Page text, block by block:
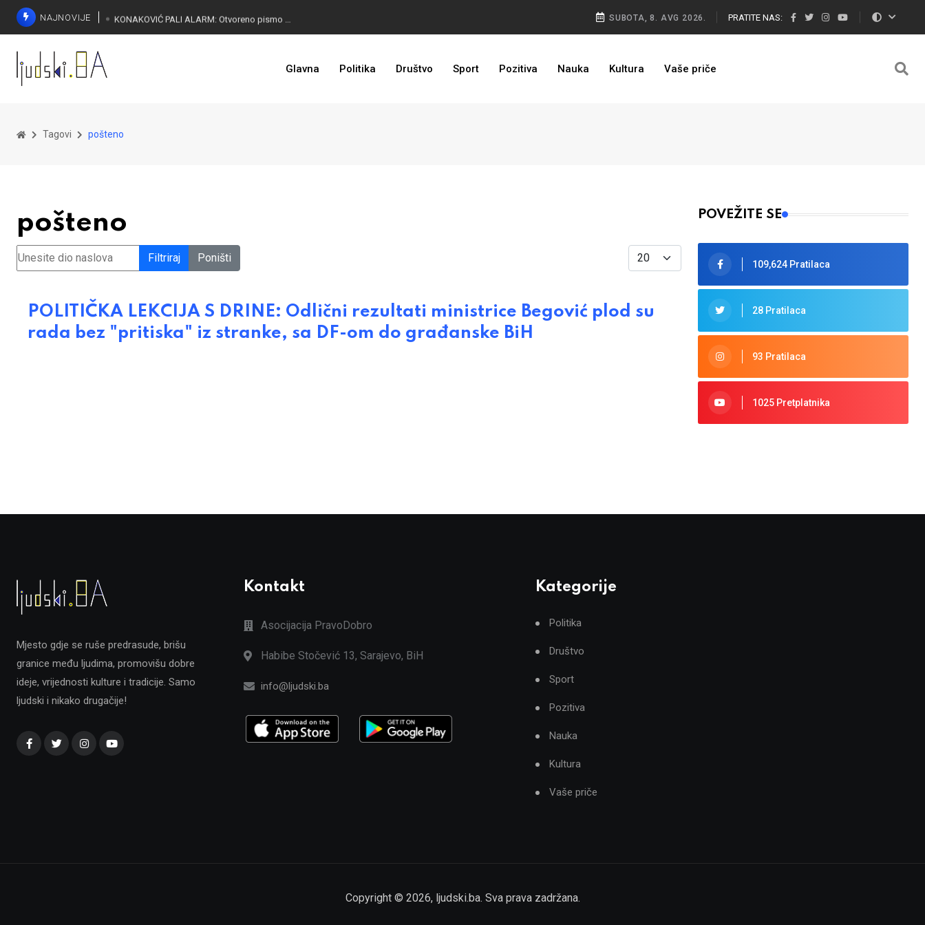
NAJNOVIJE SUBOTA, 8. AVG 2026. PRATITE NAS:
Glavna Politika Društvo Sport Pozitiva Nauka Kultura Vaše priče
Tagovi pošteno
pošteno
Unesite dio naslova Filtriraj Poništi Display #
POLITIČKA LEKCIJA S DRINE: Odlični rezultati ministrice Begović plod su
rada bez "pritiska" iz stranke, sa DF-om do građanske BiH
POVEŽITE SE
109,624 Pratilaca
28 Pratilaca
93 Pratilaca
1025 Pretplatnika
Mjesto gdje se ruše predrasude, brišu
granice među ljudima, promovišu dobre
ideje, vrijednosti kulture i tradicije. Samo
ljudski i nikako drugačije!
Kontakt
Asocijacija PravoDobro
Habibe Stočević 13, Sarajevo, BiH
info@ljudski.ba
Kategorije
Politika
Društvo
Sport
Pozitiva
Nauka
Kultura
Vaše priče
Copyright © 2026, ljudski.ba. Sva prava zadržana.